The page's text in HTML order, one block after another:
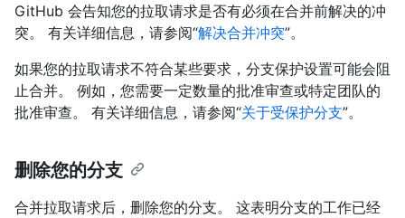
GitHub 会告知您的拉取请求是否有必须在合并前解决的冲
突。 有关详细信息，请参阅“解决合并冲突”。
如果您的拉取请求不符合某些要求，分支保护设置可能会阻
止合并。 例如，您需要一定数量的批准审查或特定团队的
批准审查。 有关详细信息，请参阅“关于受保护分支”。
删除您的分支
合并拉取请求后，删除您的分支。 这表明分支的工作已经